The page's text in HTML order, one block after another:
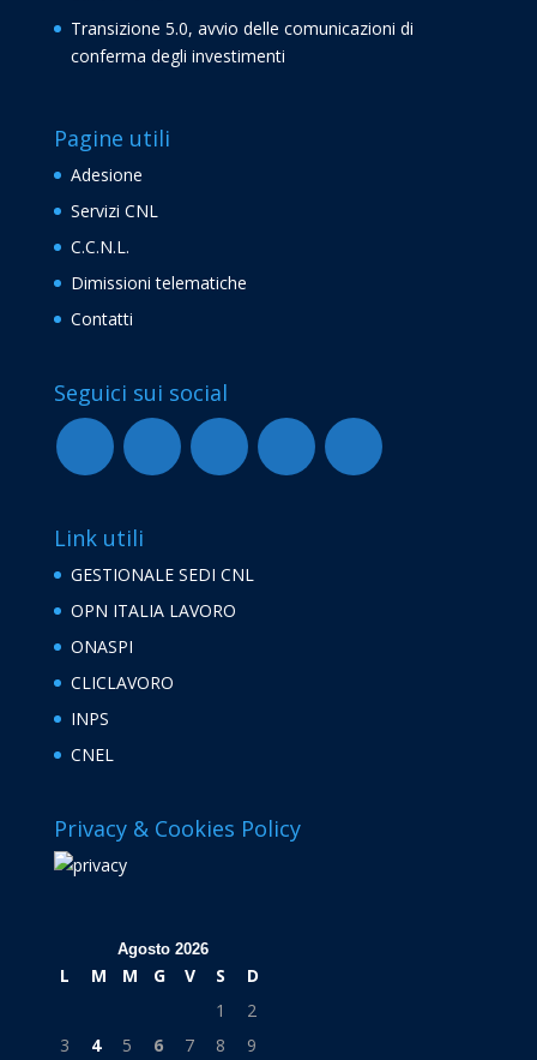
Transizione 5.0, avvio delle comunicazioni di
conferma degli investimenti
Pagine utili
Adesione
Servizi CNL
C.C.N.L.
Dimissioni telematiche
Contatti
Seguici sui social
Link utili
GESTIONALE SEDI CNL
OPN ITALIA LAVORO
ONASPI
CLICLAVORO
INPS
CNEL
Privacy & Cookies Policy
Agosto 2026
L M M G V S
D
1
2
3
4 5 6 7 8 9